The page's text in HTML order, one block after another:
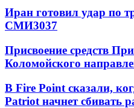
Иран готовил удар по
СМИ3037
Присвоение средств
Коломойского
В Fire Point сказали,
Patriot начнет сбивать